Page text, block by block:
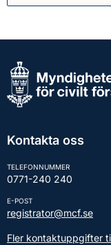
Kontakta oss
TELEFONNUMMER
0771-240 240
E-POST
registrator@mcf.se
Fler kontaktuppgifter